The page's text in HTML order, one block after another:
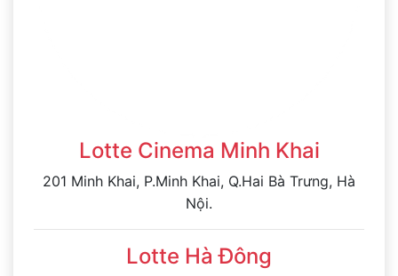
Lotte Cinema Minh Khai
201 Minh Khai, P.Minh Khai, Q.Hai Bà Trưng, Hà
Nội.
Lotte Hà Đông